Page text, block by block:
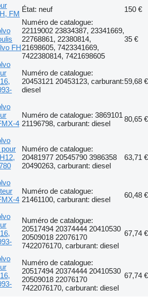
FM
État: neuf 150 €
FH
Numéro de catalogue:
22119002 23834387, 23341669,
22768861, 22380814,
21698605, 7423341669,
7422380814, 7421698605
35 €
Numéro de catalogue:
20453121 20453123, carburant:
diesel
59,68 €
4
Numéro de catalogue: 3869101
21196798, carburant: diesel
80,65 €
Numéro de catalogue:
20481977 20545790 3986358
20490263, carburant: diesel
63,71 €
4
Numéro de catalogue:
21461100, carburant: diesel
60,48 €
Numéro de catalogue:
20517494 20374444 20410530
20509018 22076170
7422076170, carburant: diesel
67,74 €
Numéro de catalogue:
20517494 20374444 20410530
20509018 22076170
7422076170, carburant: diesel
67,74 €